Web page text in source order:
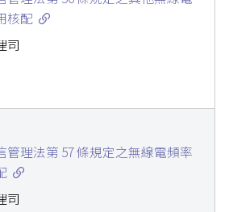
核配
司
管理法第 57 條規定之無線電頻率
司